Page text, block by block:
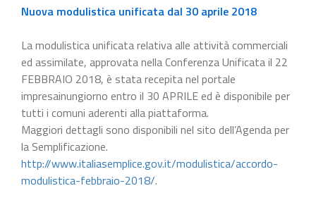
Nuova modulistica unificata dal 30 aprile 2018
La modulistica unificata relativa alle attività commerciali
ed assimilate, approvata nella Conferenza Unificata il 22
FEBBRAIO 2018, è stata recepita nel portale
impresainungiorno entro il 30 APRILE ed è disponibile per
tutti i comuni aderenti alla piattaforma.
Maggiori dettagli sono disponibili nel sito dell’Agenda per
la Semplificazione.
http://www.italiasemplice.gov.it/modulistica/accordo-
modulistica-febbraio-2018/.